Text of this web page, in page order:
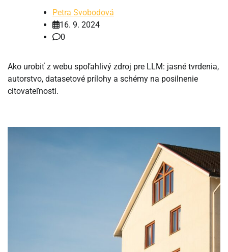
Petra Svobodová
16. 9. 2024
0
Ako urobiť z webu spoľahlivý zdroj pre LLM: jasné tvrdenia,
autorstvo, datasetové prílohy a schémy na posilnenie
citovateľnosti.